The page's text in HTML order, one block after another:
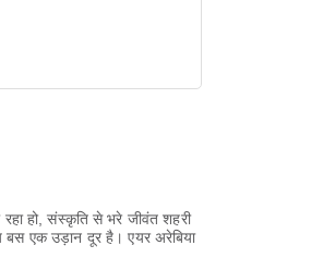
हो, संस्कृति से भरे जीवंत शहरी
बस एक उड़ान दूर है। एयर अरेबिया